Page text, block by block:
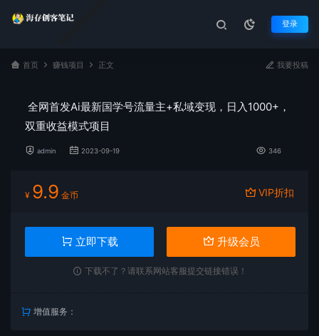
登录
首页 赚钱项目 正文 我要投稿
全网首发Ai最新国学号流量主+私域变现，日入1000+，
双重收益模式项目
admin 2023-09-19 346
¥ 9.9 金币 VIP折扣
立即下载 升级会员
下载不了？请联系网站客服提交链接错误！
增值服务：